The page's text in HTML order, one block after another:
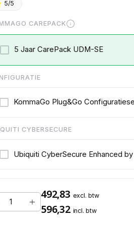
5/5
CAREPACK
5 Jaar CarePack UDM-SE
KommaGo Plug&Go
CYBERSECURE
Ubiquiti CyberSecure Enhanced
492,83 excl. btw
596,32 incl. btw